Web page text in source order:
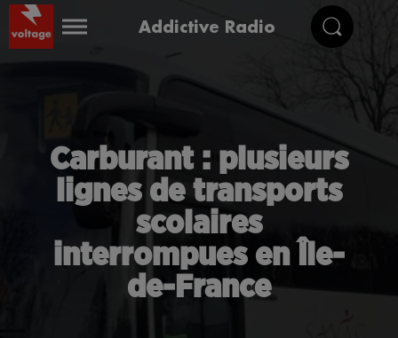
Addictive Radio
Carburant : plusieurs
lignes de transports
scolaires
interrompues en Île-
de-France